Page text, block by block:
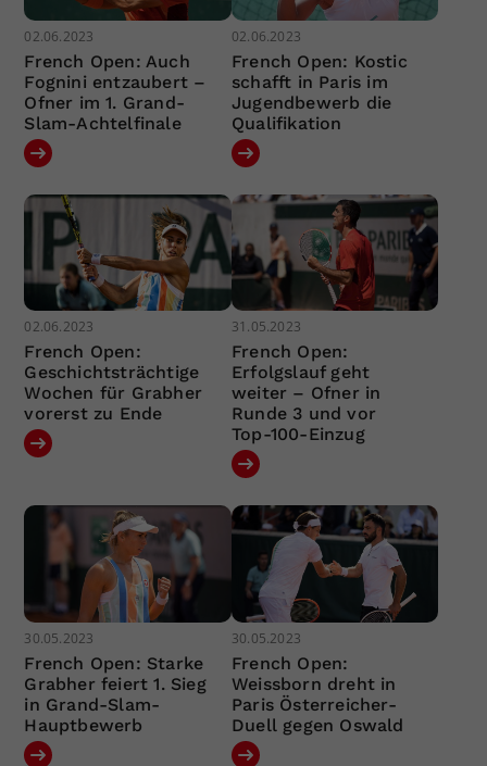
02.06.2023
French Open: Auch
Fognini entzaubert –
Ofner im 1. Grand-
Slam-Achtelfinale
02.06.2023
French Open: Kostic
schafft in Paris im
Jugendbewerb die
Qualifikation
02.06.2023
French Open:
Geschichtsträchtige
Wochen für Grabher
vorerst zu Ende
31.05.2023
French Open:
Erfolgslauf geht
weiter – Ofner in
Runde 3 und vor
Top-100-Einzug
30.05.2023
French Open: Starke
Grabher feiert 1. Sieg
in Grand-Slam-
Hauptbewerb
30.05.2023
French Open:
Weissborn dreht in
Paris Österreicher-
Duell gegen Oswald